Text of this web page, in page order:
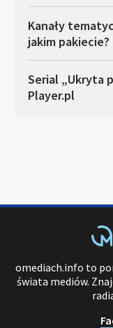
Kanały
jakim pakiecie?
Serial „Ukryta
Player.pl
omediach.info to
świata mediów.